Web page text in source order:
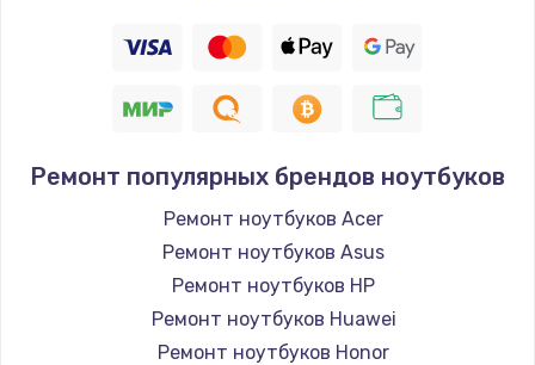
Ремонт популярных брендов ноутбуков
Ремонт ноутбуков Acer
Ремонт ноутбуков Asus
Ремонт ноутбуков HP
Ремонт ноутбуков Huawei
Ремонт ноутбуков Honor